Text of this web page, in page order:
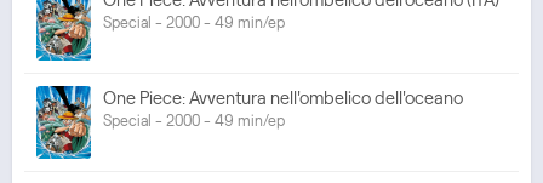
Special - 2000 - 49 min/ep
One Piece: Avventura nell'ombelico dell'oceano
Special - 2000 - 49 min/ep